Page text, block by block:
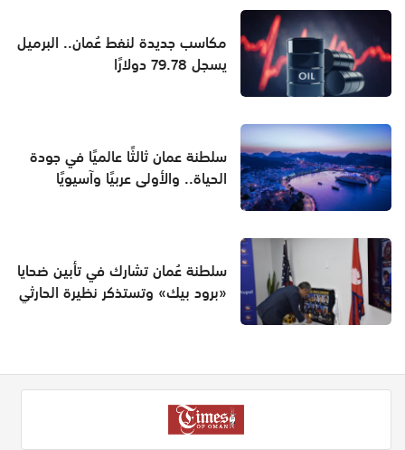
مكاسب جديدة لنفط عُمان.. البرميل
يسجل 79.78 دولارًا
سلطنة عمان ثالثًا عالميًا في جودة
الحياة.. والأولى عربيًا وآسيويًا
سلطنة عُمان تشارك في تأبين ضحايا
«برود بيك» وتستذكر نظيرة الحارثي